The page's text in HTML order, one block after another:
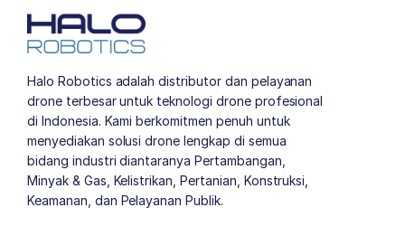
Halo Robotics adalah distributor dan pelayanan
drone terbesar untuk teknologi drone profesional
di Indonesia. Kami berkomitmen penuh untuk
menyediakan solusi drone lengkap di semua
bidang industri diantaranya Pertambangan,
Minyak & Gas, Kelistrikan, Pertanian, Konstruksi,
Keamanan, dan Pelayanan Publik.